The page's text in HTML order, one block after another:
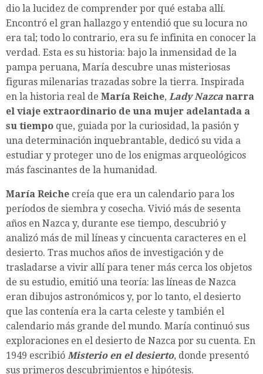
dio la lucidez de comprender por qué estaba allí.
Encontró el gran hallazgo y entendió que su locura no
era tal; todo lo contrario, era su fe infinita en conocer la
verdad. Esta es su historia: bajo la inmensidad de la
pampa peruana, María descubre unas misteriosas
figuras milenarias trazadas sobre la tierra. Inspirada
en la historia real de María Reiche, Lady Nazca narra
el viaje extraordinario de una mujer adelantada a
su tiempo que, guiada por la curiosidad, la pasión y
una determinación inquebrantable, dedicó su vida a
estudiar y proteger uno de los enigmas arqueológicos
más fascinantes de la humanidad.
María Reiche creía que era un calendario para los
períodos de siembra y cosecha. Vivió más de sesenta
años en Nazca y, durante ese tiempo, descubrió y
analizó más de mil líneas y cincuenta caracteres en el
desierto. Tras muchos años de investigación y de
trasladarse a vivir allí para tener más cerca los objetos
de su estudio, emitió una teoría: las líneas de Nazca
eran dibujos astronómicos y, por lo tanto, el desierto
que las contenía era la carta celeste y también el
calendario más grande del mundo. María continuó sus
exploraciones en el desierto de Nazca por su cuenta. En
1949 escribió Misterio en el desierto, donde presentó
sus primeros descubrimientos e hipótesis.